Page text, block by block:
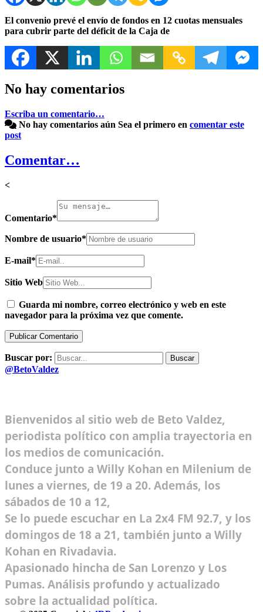
El convenio prevé el envío de fondos en 12 cuotas mensuales
para cubrir parte del déficit de la Caja de
No hay comentarios
Escriba un comentario…
No hay comentarios aún Sea el primero en comentar este
post
Comentar…
<
Comentario*
Nombre de usuario*
E-mail*
Sitio Web
Guarda mi nombre, correo electrónico y web en este
navegador para la próxima vez que comente.
Buscar por:
@BetoValdez
Bienvenidos al sitio web de Beto Valdez,
periodista político con amplia trayectoria en
los medios de comunicación.
Conduce junto a Willy Kohan en Milenium de
lunes a viernes, de 19 a 20. Además, los
sábados de 10 a 12,
Se lo puede escuchar en La 2x4 FM 92.7, y los
domingos de 18 a 21, también junto a Willy
Kohan en Rivadavia.
Apasionado hincha de San Lorenzo y Los
Pumas. Análisis profundo y actualizado
sobre la actualidad política.